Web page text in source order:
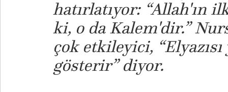
hatırlatıyor: “Allah'ın
ki, o da Kalem'dir.”
çok etkileyici, “Elyazısı
gösterir” diyor.